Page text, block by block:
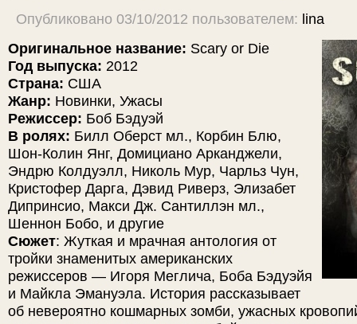
Опубликовано 03/10/2012 пользователем: lina
Оригинальное название: Scary or Die
Год выпуска: 2012
Страна: США
Жанр: Новинки, Ужасы
Режиссер: Боб Бэдуэй
В ролях: Билл Оберст мл., Корбин Блю,
Шон-Колин Янг, Домициано Арканджели,
Эндрю Колдуэлл, Николь Мур, Чарльз Чун,
Кристофер Дарга, Дэвид Риверз, Элизабет
Дипринсио, Макси Дж. Сантиллэн мл.,
Шеннон Бобо, и другие
Сюжет: Жуткая и мрачная антология от
тройки знаменитых американских
режиссеров — Игоря Меглича, Боба Бэдуэйя
и Майкла Эмануэла. История рассказывает
об невероятно кошмарных зомби, ужасных